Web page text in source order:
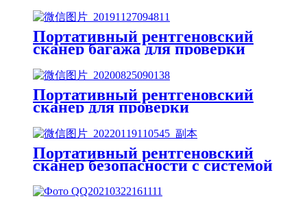
Портативный рентгеновский
сканер багажа для проверки
безопасности
Портативный рентгеновский
сканер для проверки
безопасности багажа в
аэропорту
Портативный рентгеновский
сканер безопасности с системой
Franch